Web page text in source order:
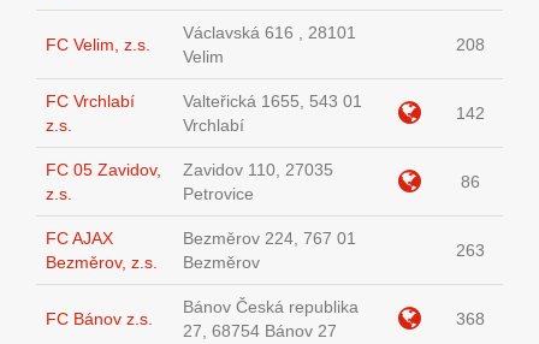
FC Velim, z.s.
Václavská 616 , 28101
Velim
208
FC Vrchlabí
z.s.
Valteřická 1655, 543 01
Vrchlabí
142
FC 05 Zavidov,
z.s.
Zavidov 110, 27035
Petrovice
86
FC AJAX
Bezměrov, z.s.
Bezměrov 224, 767 01
Bezměrov
263
FC Bánov z.s.
Bánov Česká republika
27, 68754 Bánov 27
368